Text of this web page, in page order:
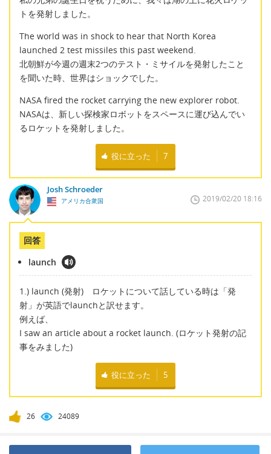
トを発射しました。
The world was in shock to hear that North Korea
launched 2 test missiles this past weekend.
北朝鮮が今週の週末2つのテスト・ミサイルを発射したこと
を聞いた時、世界はショックでした。
NASA fired the rocket carrying the new explorer robot.
NASAは、新しい探検家ロボットをスペースに運び込んでい
るロケットを発射しました。
役に立った 7
Josh Schroeder
アメリカ合衆国 2019/02/20 18:16
回答
launch
1.) launch (発射) ロケットについて話している時は「発
射」が英語でlaunchと訳せます。
例えば、
I saw an article about a rocket launch. (ロケット発射の記
事をみました)
役に立った 5
26 24089